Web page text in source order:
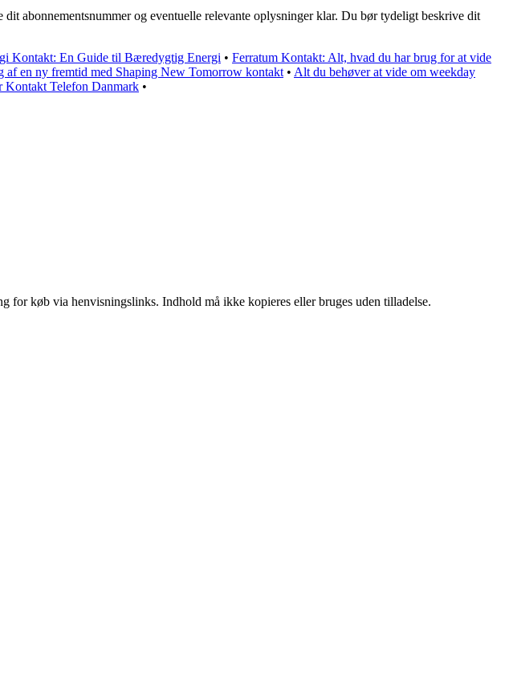
abonnementsnummer og eventuelle relevante oplysninger klar. Du bør tydeligt beskrive dit
Kontakt: En Guide til Bæredygtig Energi • Ferratum Kontakt: Alt, hvad du har brug for at vide
af en ny fremtid med Shaping New Tomorrow kontakt • Alt du behøver at vide om weekday
Kontakt Telefon Danmark •
for køb via henvisningslinks. Indhold må ikke kopieres eller bruges uden tilladelse.